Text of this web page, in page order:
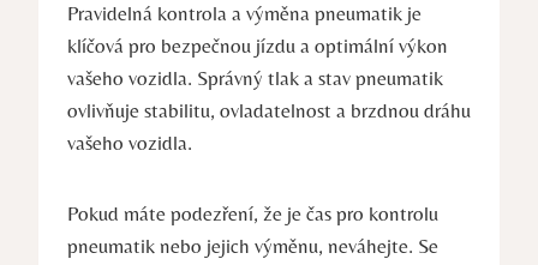
Pravidelná kontrola a výměna pneumatik je
klíčová pro bezpečnou jízdu a optimální výkon
vašeho vozidla. Správný tlak a stav pneumatik
ovlivňuje stabilitu, ovladatelnost a brzdnou dráhu
vašeho vozidla.
Pokud máte podezření, že je čas pro kontrolu
pneumatik nebo jejich výměnu, neváhejte. Se